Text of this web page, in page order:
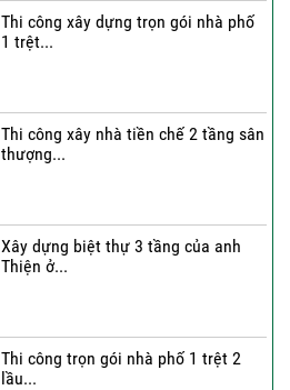
Thi công xây dựng trọn gói nhà phố
1 trệt...
Thi công xây nhà tiền chế 2 tầng sân
thượng...
Xây dựng biệt thự 3 tầng của anh
Thiện ở...
Thi công trọn gói nhà phố 1 trệt 2
lầu...